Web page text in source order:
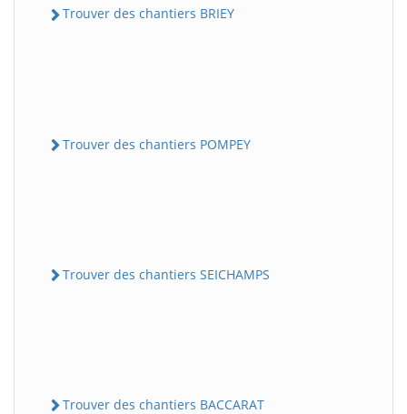
Trouver des chantiers BRIEY
Trouver des chantiers POMPEY
Trouver des chantiers SEICHAMPS
Trouver des chantiers BACCARAT